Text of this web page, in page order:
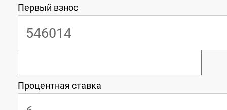
Первый взнос
Процентная ставка